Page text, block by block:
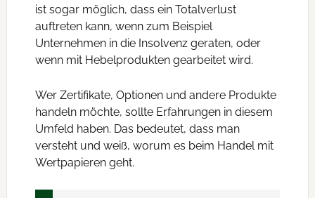
ist sogar möglich, dass ein Totalverlust
auftreten kann, wenn zum Beispiel
Unternehmen in die Insolvenz geraten, oder
wenn mit Hebelprodukten gearbeitet wird.
Wer Zertifikate, Optionen und andere Produkte
handeln möchte, sollte Erfahrungen in diesem
Umfeld haben. Das bedeutet, dass man
versteht und weiß, worum es beim Handel mit
Wertpapieren geht.